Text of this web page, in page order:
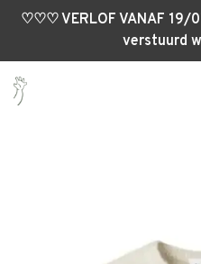
♡♡♡ VERLOF VANAF 19/
verstuurd